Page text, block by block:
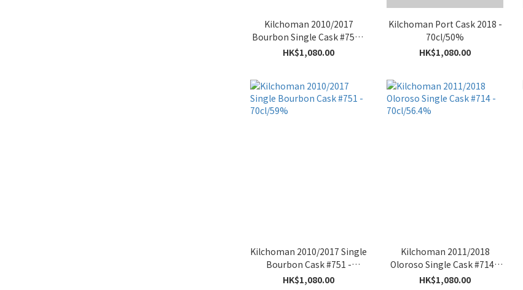
Kilchoman 2010/2017
Bourbon Single Cask #752 -
70cl/58.8%
HK$1,080.00
Kilchoman Port Cask 2018 -
70cl/50%
HK$1,080.00
Kilchoman 2010/2017 Single
Bourbon Cask #751 -
70cl/59%
HK$1,080.00
Kilchoman 2011/2018
Oloroso Single Cask #714 -
70cl/56.4%
HK$1,080.00